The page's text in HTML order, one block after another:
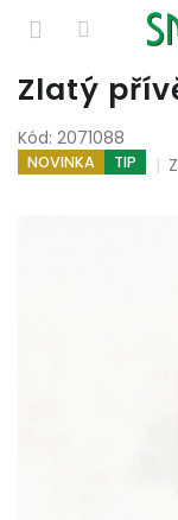
Přejít
na
obsah
Zlatý
Kód: 2071088
NOVINKA TIP